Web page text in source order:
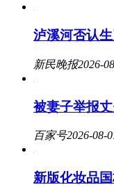
泸溪河否认
新民晚报2026-
被妻子举报
百家号2026-08-
新版化妆品